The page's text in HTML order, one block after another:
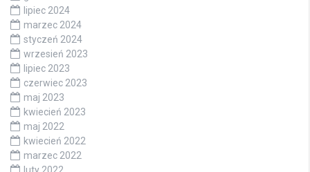
lipiec 2024
marzec 2024
styczeń 2024
wrzesień 2023
lipiec 2023
czerwiec 2023
maj 2023
kwiecień 2023
maj 2022
kwiecień 2022
marzec 2022